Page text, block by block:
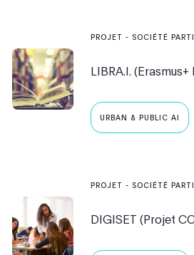
PROJET - SOCIÉTÉ
LIBRA.I.
URBAN & PUBLIC AI
PROJET - SOCIÉTÉ
DIGISET (Projet